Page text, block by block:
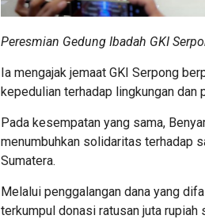
Peresmian Gedung Ibadah GKI
Ia mengajak jemaat GKI Serpong
kepedulian terhadap lingkungan dan
Pada kesempatan yang sama,
menumbuhkan solidaritas terhadap
Sumatera.
Melalui penggalangan dana yang
terkumpul donasi ratusan juta